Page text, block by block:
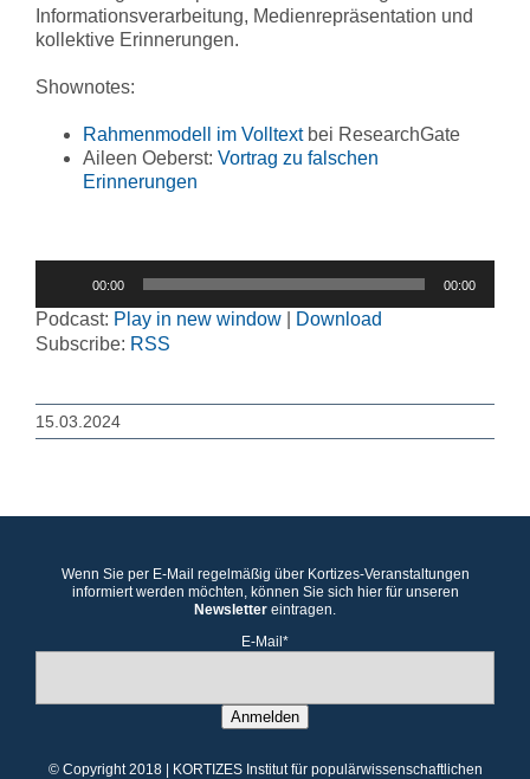
Informationsverarbeitung, Medienrepräsentation und
kollektive Erinnerungen.
Shownotes:
Rahmenmodell im Volltextbei ResearchGate
Aileen Oeberst: Vortrag zu falschen
Erinnerungen
00:00 00:00
Podcast: Play in new window
Download
Subscribe: RSS
15.03.2024
Wenn Sie per E-Mail regelmäßig über Kortizes-Veranstaltungen
informiert werden möchten, können Sie sich hier für unseren
Newsletter eintragen.
E-Mail*
Anmelden
© Copyright 2018 | KORTIZES Institut für populärwissenschaftlichen